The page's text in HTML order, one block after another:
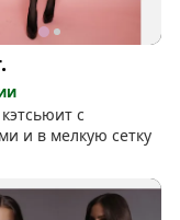
с
и в мелкую сетку